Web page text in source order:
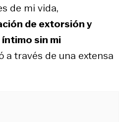
de mi vida,
de extorsión y
sin mi
a través de una extensa